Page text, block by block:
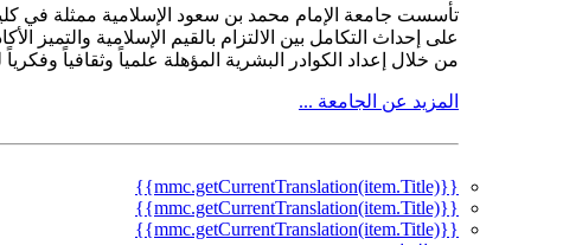
على إحداث التكامل بين الالتزام بالقيم الإسلامية
من خلال إعداد الكوادر البشرية المؤهلة علمياً وثقافياً
المزيد عن الجامعة ...
{{mmc.getCurrentTranslation(item.Title)}}
{{mmc.getCurrentTranslation(item.Title)}}
{{mmc.getCurrentTranslation(item.Title)}}